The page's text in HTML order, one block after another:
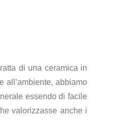
di una ceramica in
all’ambiente, abbiamo
essendo di facile
valorizzasse anche i